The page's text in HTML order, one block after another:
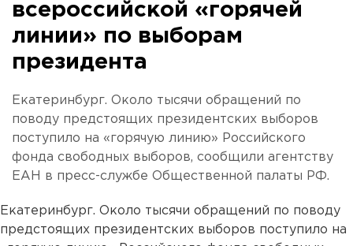
всероссийской «горячей
линии» по выборам
президента
Екатеринбург. Около тысячи обращений по
поводу предстоящих президентских выборов
поступило на «горячую линию» Российского
фонда свободных выборов, сообщили агентству
ЕАН в пресс-службе Общественной палаты РФ.
Екатеринбург. Около тысячи обращений по поводу
предстоящих президентских выборов поступило на